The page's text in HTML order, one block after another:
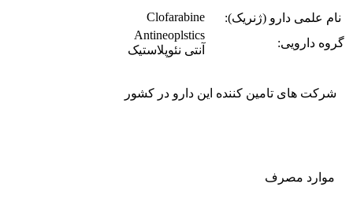
نام علمی دارو (ژنریک):
Clofarabine
گروه دارویی:
Antineoplstics
آنتی نئوپلاستیک
شرکت های تامین کننده این دارو در کشور
موارد مصرف